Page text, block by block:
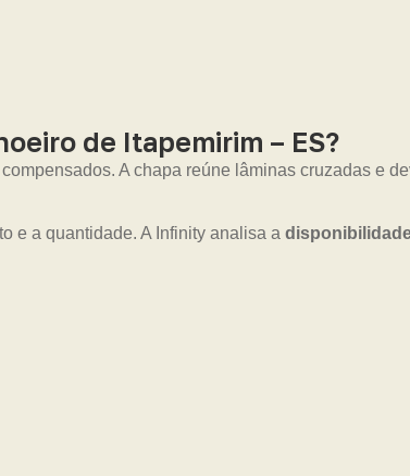
de Itapemirim – ES?
A chapa reúne lâminas cruzadas e
e a quantidade. A Infinity analisa a